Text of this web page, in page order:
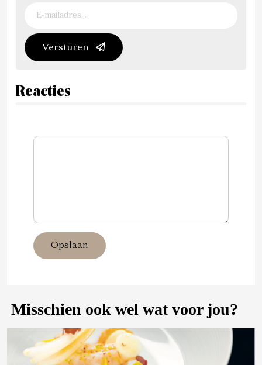
Versturen
Reacties
Opslaan
Misschien ook wel wat voor jou?